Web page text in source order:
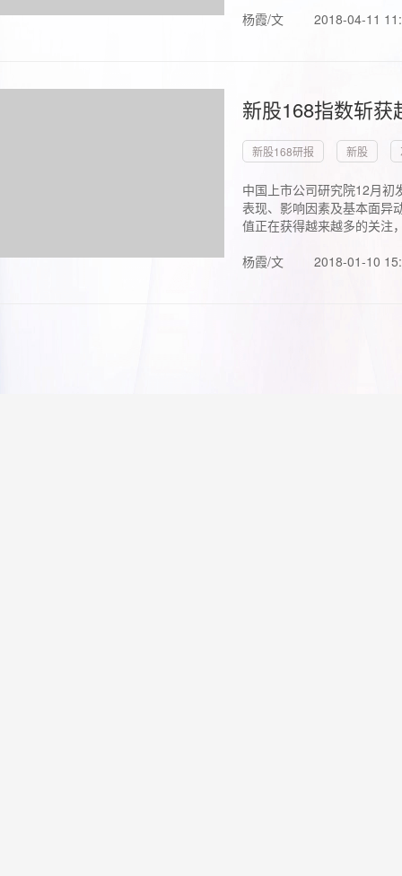
杨霞/文 2018-04-11
新股168指数斩
新股168研报 新股
中国上市公司研究院12月初
表现、影响因素及基本面异
值正在获得越来越多的关注
杨霞/文
2018-01-10